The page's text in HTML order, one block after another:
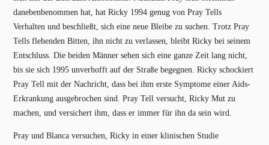
danebenbenommen hat, hat Ricky 1994 genug von Pray Tells
Verhalten und beschließt, sich eine neue Bleibe zu suchen. Trotz Pray
Tells flehenden Bitten, ihn nicht zu verlassen, bleibt Ricky bei seinem
Entschluss. Die beiden Männer sehen sich eine ganze Zeit lang nicht,
bis sie sich 1995 unverhofft auf der Straße begegnen. Ricky schockiert
Pray Tell mit der Nachricht, dass bei ihm erste Symptome einer Aids-
Erkrankung ausgebrochen sind. Pray Tell versucht, Ricky Mut zu
machen, und versichert ihm, dass er immer für ihn da sein wird.
Pray und Blanca versuchen, Ricky in einer klinischen Studie